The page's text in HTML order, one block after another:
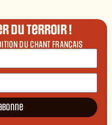
du terroir !
DU CHANT FRANÇAIS